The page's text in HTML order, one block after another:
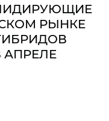
ЛИДИРУЮЩИЕ
РЫНКЕ